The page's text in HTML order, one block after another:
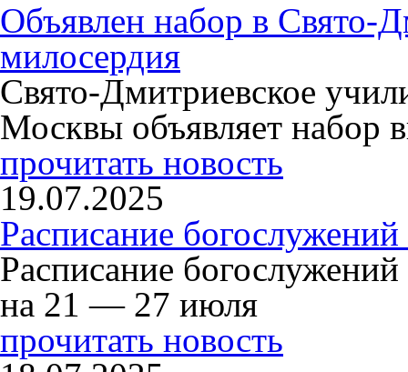
Объявлен набор в Свято-
милосердия
Свято-Дмитриевское
Москвы объявляет набор
прочитать новость
19.07.2025
Расписание
Расписание
на 21 — 27 июля
прочитать новость